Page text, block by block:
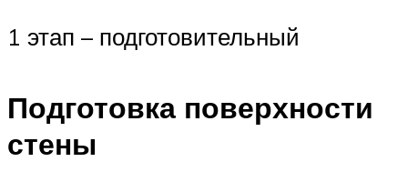
1 этап – подготовительный
Подготовка поверхности
стены